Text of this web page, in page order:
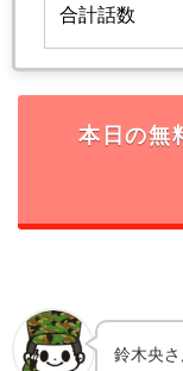
合計話数
本日の無
鈴木央